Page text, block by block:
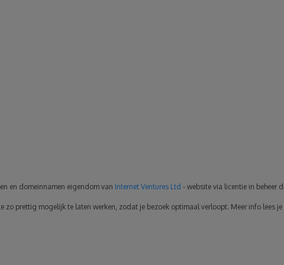
en domeinnamen eigendom van Internet Ventures Ltd - website via licentie in beheer
zo prettig mogelijk te laten werken, zodat je bezoek optimaal verloopt. Meer info lees je